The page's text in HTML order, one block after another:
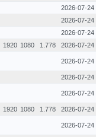
2026-07-24
2026-07-24
2026-07-24
1920 1080 1.778 2026-07-24
2026-07-24
2026-07-24
2026-07-24
1920 1080 1.778 2026-07-24
2026-07-24